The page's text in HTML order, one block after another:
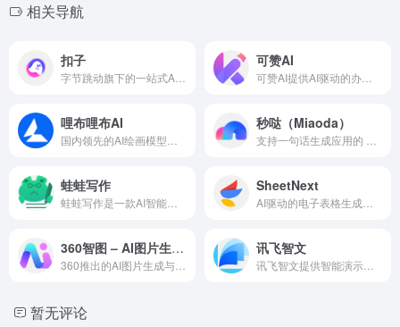
相关导航
扣子 可赞AI
哩布哩布AI 秒哒（Miaoda）
蛙蛙写作 SheetNext
360智图 – AI图片生成与智能图像编辑平台 讯飞智文
暂无评论